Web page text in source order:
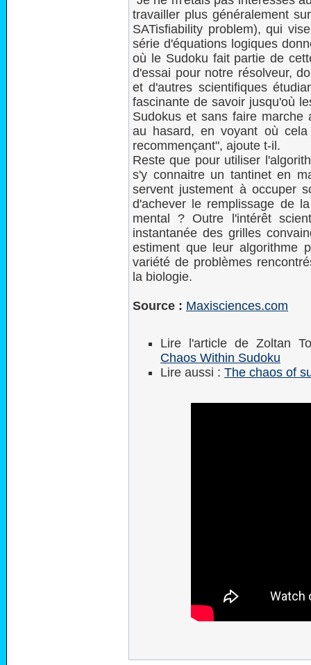
travailler plus généralement
SATisfiability problem), qui
série d'équations logiques
où le Sudoku fait partie de
d'essai pour notre résolveur,
et d'autres scientifiques
fascinante de savoir jusqu'où
Sudokus et sans faire
au hasard, en voyant où
recommençant", ajoute t-il.
Reste que pour utiliser
s'y connaitre un tantinet en
servent justement à occuper
d'achever le remplissage de
mental ? Outre l'intérêt
instantanée des grilles
estiment que leur algorithme
variété de problèmes
la biologie.
Source : Maxisciences.com
Lire l'article de Zoltan
Chaos Within Sudoku
Lire aussi : The chaos of